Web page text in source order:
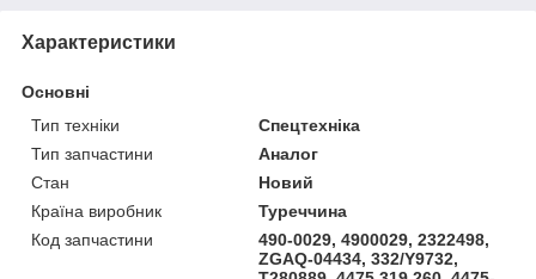
Характеристики
Основні
Тип техніки
Спецтехніка
Тип запчастини
Аналог
Стан
Новий
Країна виробник
Туреччина
Код запчастини
490-0029, 4900029, 2322498,
ZGAQ-04434, 332/Y9732,